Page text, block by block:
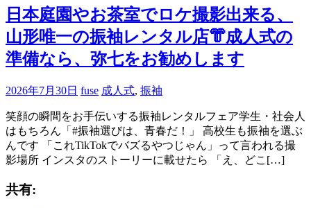
日本庭園やお茶室でロケ撮影出来る、
山形唯一の振袖レンタル店👘成人式の
準備なら、弥七をお勧めします
2026年7月30日 fuse 成人式, 振袖
笑顔の瞬間をお手伝いする振袖レンタルフェア学生・社会人
はもちろん「#振袖選びは、青春だ！」 高校生も振袖を選ぶ
んです 「これTikTokでバズるやつじゃん」って言われる撮
影場所 インスタのストーリーに載せたら 「え、どこ[…]
共有: